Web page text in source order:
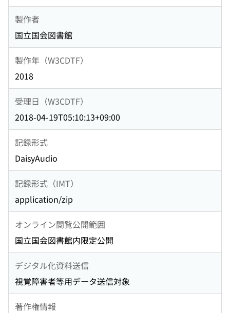
製作者
国立国会図書館
製作年（W3CDTF）
2018
受理日（W3CDTF）
2018-04-19T05:10:13+09:00
記録形式
DaisyAudio
記録形式（IMT）
application/zip
オンライン閲覧公開範囲
国立国会図書館内限定公開
デジタル化資料送信
視覚障害者等用データ送信対象
著作権情報